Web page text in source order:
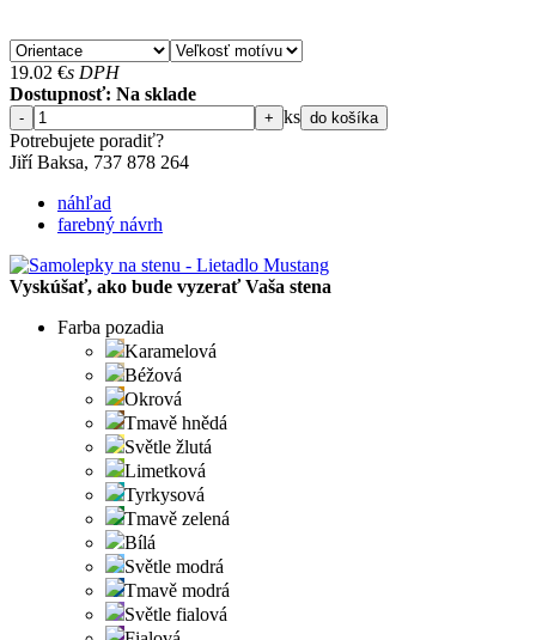
19.02 €s DPH
Dostupnosť: Na sklade
- + ks do košíka
Potrebujete poradiť?
Jiří Baksa, 737 878 ​​264
náhľad
farebný návrh
Vyskúšať, ako bude vyzerať Vaša stena
Farba pozadia
Karamelová
Béžová
Okrová
Tmavě hnědá
Světle žlutá
Limetková
Tyrkysová
Tmavě zelená
Bílá
Světle modrá
Tmavě modrá
Světle fialová